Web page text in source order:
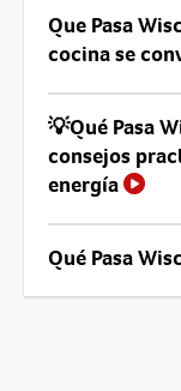
Que Pasa
cocina se
💡Qué Pasa
consejos
energía
Qué Pasa